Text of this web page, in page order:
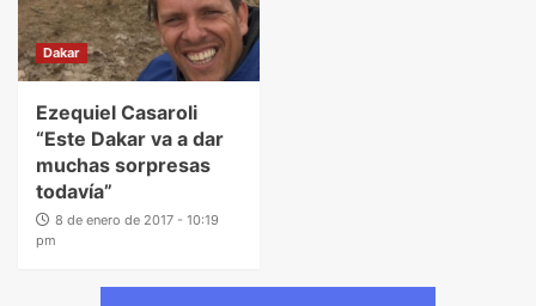
Dakar
Ezequiel Casaroli
“Este Dakar va a dar
muchas sorpresas
todavía”
8 de enero de 2017 - 10:19
pm